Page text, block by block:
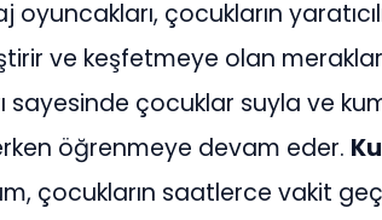
çocukların
ve keşfetmeye olan
sayesinde çocuklar suyla ve
öğrenmeye devam eder.
çocukların saatlerce vakit